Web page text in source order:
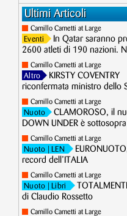
Ultimi Articoli
Camillo Cametti at Large
Eventi
In Qatar saranno
2600 atleti di 190 nazioni.
Camillo Cametti at Large
Altro
KIRSTY COVENTRY
riconfermata ministro dello
Camillo Cametti at Large
Nuoto
CLAMOROSO, il
DOWN UNDER è sottosopra
Camillo Cametti at Large
Nuoto | LEN
record dell’ITALIA
Camillo Cametti at Large
Nuoto | Libri
di Claudio Rossetto
Camillo Cametti at Large